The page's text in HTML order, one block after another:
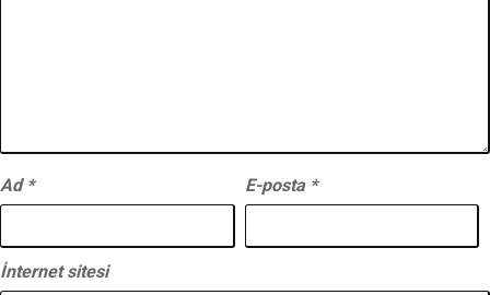
Ad * E-posta *
İnternet sitesi